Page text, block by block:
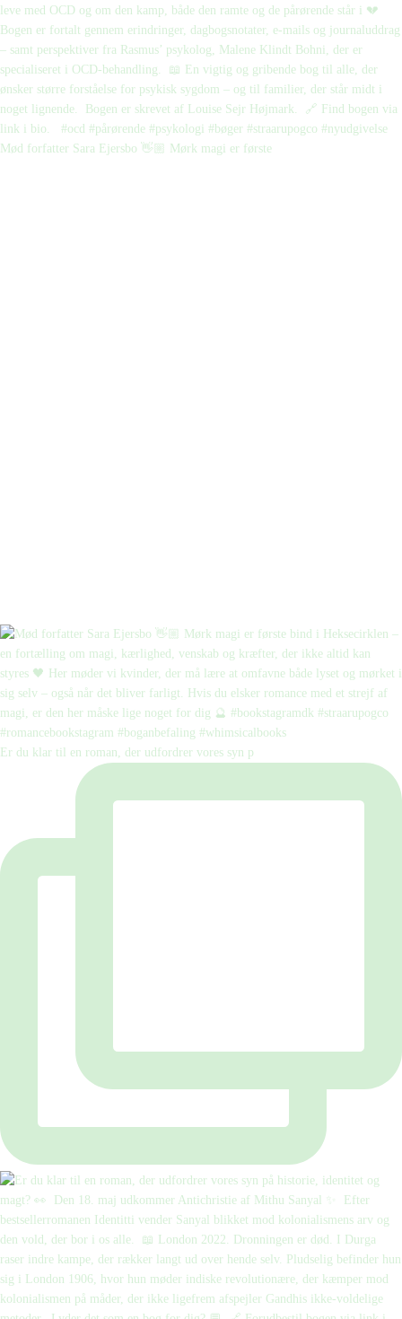
Mød forfatter Sara Ejersbo 👋🏼 Mørk magi er første
Er du klar til en roman, der udfordrer vores syn p